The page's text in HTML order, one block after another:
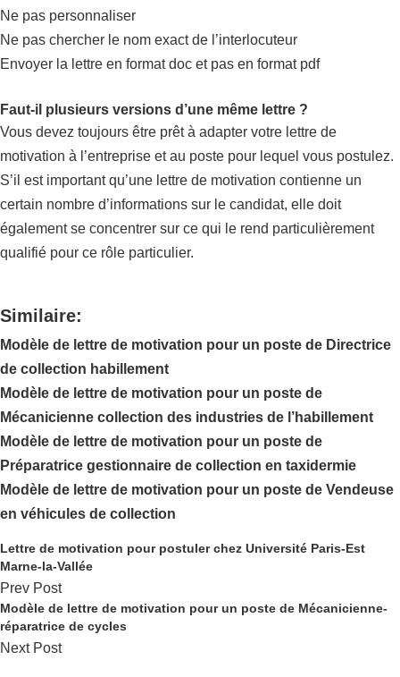
Ne pas personnaliser
Ne pas chercher le nom exact de l’interlocuteur
Envoyer la lettre en format doc et pas en format pdf
Faut-il plusieurs versions d’une même lettre ?
Vous devez toujours être prêt à adapter votre lettre de
motivation à l’entreprise et au poste pour lequel vous postulez.
S’il est important qu’une lettre de motivation contienne un
certain nombre d’informations sur le candidat, elle doit
également se concentrer sur ce qui le rend particulièrement
qualifié pour ce rôle particulier.
Similaire:
Modèle de lettre de motivation pour un poste de Directrice
de collection habillement
Modèle de lettre de motivation pour un poste de
Mécanicienne collection des industries de l’habillement
Modèle de lettre de motivation pour un poste de
Préparatrice gestionnaire de collection en taxidermie
Modèle de lettre de motivation pour un poste de Vendeuse
en véhicules de collection
Lettre de motivation pour postuler chez Université Paris-Est
Marne-la-Vallée
Prev Post
Modèle de lettre de motivation pour un poste de Mécanicienne-
réparatrice de cycles
Next Post